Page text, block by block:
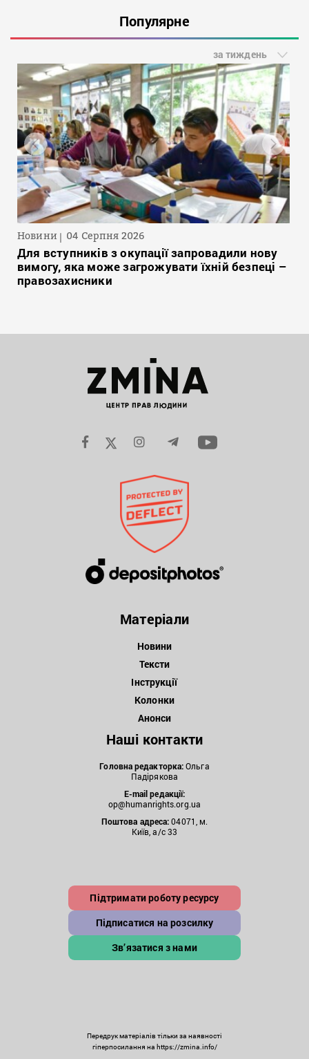
Популярне
за тиждень
Новини 04 Серпня 2026
Для вступників з окупації запровадили нову
вимогу, яка може загрожувати їхній безпеці –
правозахисники
Матеріали
Новини
Тексти
Інструкції
Колонки
Анонси
Наші контакти
Головна редакторка:Ольга
Падірякова
E-mail редакції:
op@humanrights.org.ua
Поштова адреса:04071, м.
Київ, а/с 33
Підтримати роботу ресурсу
Підписатися на розсилку
Зв’язатися з нами
Передрук матеріалів тільки за наявності
гіперпосилання на https://zmina.info/